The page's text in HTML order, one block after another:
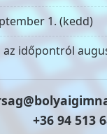
1. (kedd)
az időpontról
+36 94 513